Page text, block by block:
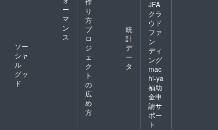
ー
マ
ン
ス
ソー
シャ
ル
グッ
ド
り
方
プ
ロ
ジ
ェ
ク
ト
の
広
め
方
統
計
デ
ー
タ
JFA
クラ
ウド
ファ
ン
ディ
ング
mac
hi-ya
補助
金申
請サ
ポー
ト